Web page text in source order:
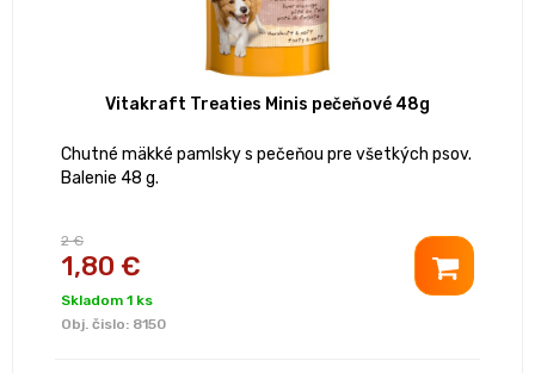
Vitakraft Treaties Minis pečeňové 48g
Chutné mäkké pamlsky s pečeňou pre všetkých psov.
Balenie 48 g.
2 €
1,80 €
Skladom 1 ks
Obj. čislo: 8150